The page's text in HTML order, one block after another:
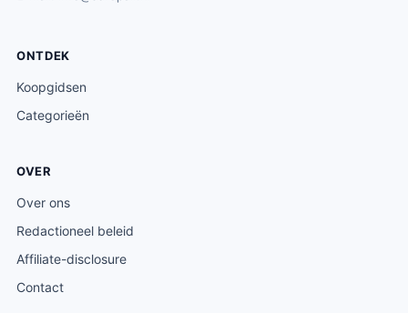
ONTDEK
Koopgidsen
Categorieën
OVER
Over ons
Redactioneel beleid
Affiliate-disclosure
Contact